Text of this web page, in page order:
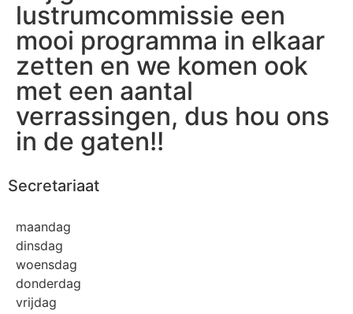
lustrumcommissie een
mooi programma in elkaar
zetten en we komen ook
met een aantal
verrassingen, dus hou ons
in de gaten!!
Secretariaat
maandag
dinsdag
woensdag
donderdag
vrijdag